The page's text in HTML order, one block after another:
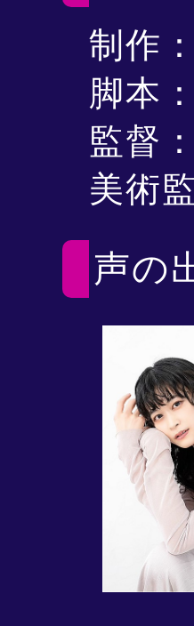
制作
脚本
監督
美術
声の